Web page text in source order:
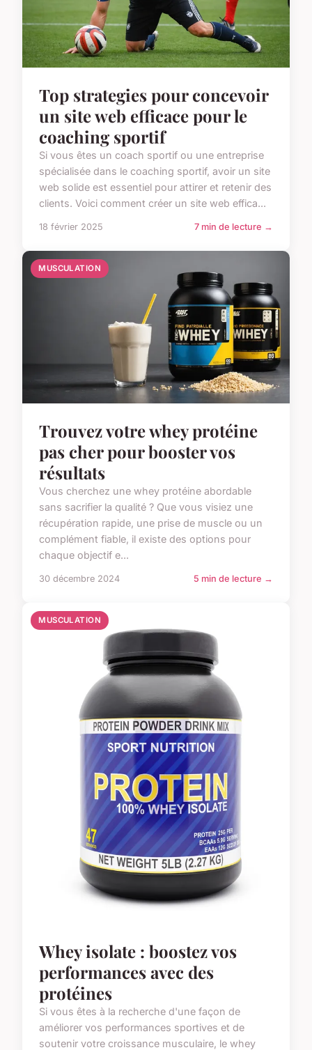
Top strategies pour concevoir
un site web efficace pour le
coaching sportif
Si vous êtes un coach sportif ou une entreprise
spécialisée dans le coaching sportif, avoir un site
web solide est essentiel pour attirer et retenir des
clients. Voici comment créer un site web effica...
18 février 2025 7 min de lecture →
MUSCULATION
Trouvez votre whey protéine
pas cher pour booster vos
résultats
Vous cherchez une whey protéine abordable
sans sacrifier la qualité ? Que vous visiez une
récupération rapide, une prise de muscle ou un
complément fiable, il existe des options pour
chaque objectif e...
30 décembre 2024 5 min de lecture →
MUSCULATION
Whey isolate : boostez vos
performances avec des
protéines
Si vous êtes à la recherche d'une façon de
améliorer vos performances sportives et de
soutenir votre croissance musculaire, le whey